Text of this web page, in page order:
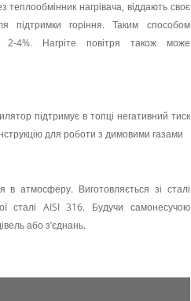
теплообмінник нагрівача, віддають своє
горіння. Таким способом
4%. Нагріте повітря також може
підтримує в топці негативний тиск
для роботи з димовими газами
в атмосферу. Виготовляється зі сталі
сталі AISI 316. Будучи самонесучою
або з’єднань.